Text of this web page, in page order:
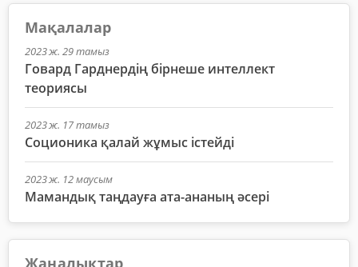
Мақалалар
2023 ж. 29 тамыз
Говард Гарднердің бірнеше интеллект
теориясы
2023 ж. 17 тамыз
Соционика қалай жұмыс істейді
2023 ж. 12 маусым
Мамандық таңдауға ата-ананың әсері
Жаңалықтар